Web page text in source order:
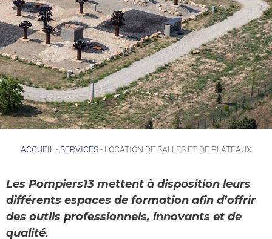
ACCUEIL -SERVICES- LOCATION DE SALLES ET DE PLATEAUX
Les Pompiers13 mettent à disposition leurs
différents espaces de formation afin d’offrir
des outils professionnels, innovants et de
qualité.